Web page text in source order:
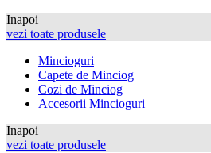
Inapoi
vezi toate produsele
Mincioguri
Capete de Minciog
Cozi de Minciog
Accesorii Mincioguri
Inapoi
vezi toate produsele